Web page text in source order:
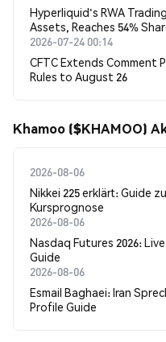
Hyperliquid's RWA
Assets, Reaches 54%
2026-07-24 00:14
CFTC Extends Comment
Rules to August 26
Khamoo ($KHAMOO)
2026-08-06
Nikkei 225 erklärt: Guide
Kursprognose
2026-08-06
Nasdaq Futures 2026:
Guide
2026-08-06
Esmail Baghaei: Iran
Profile Guide